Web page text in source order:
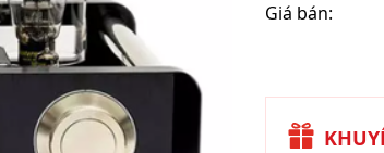
Giá bán: